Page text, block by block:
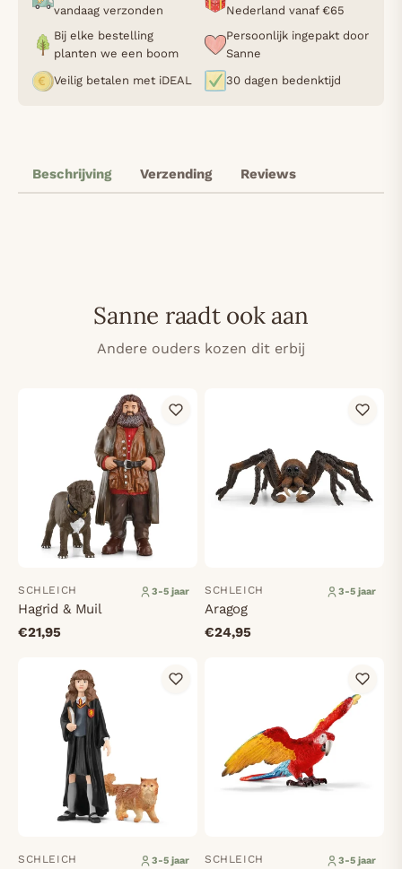
vandaag verzonden
Nederland vanaf €65
Bij elke bestelling
planten we een boom
Persoonlijk ingepakt door
Sanne
Veilig betalen met iDEAL
30 dagen bedenktijd
Beschrijving Verzending Reviews
Sanne raadt ook aan
Andere ouders kozen dit erbij
SCHLEICH 3-5 jaar
Hagrid & Muil
€21,95
SCHLEICH 3-5 jaar
Aragog
€24,95
SCHLEICH 3-5 jaar SCHLEICH 3-5 jaar